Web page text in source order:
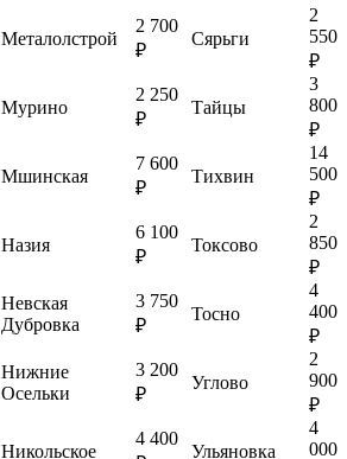
Металолстрой
2 700
₽
Сярьги
2
550
₽
Мурино
2 250
₽
Тайцы
3
800
₽
Мшинская
7 600
₽
Тихвин
14
500
₽
Назия
6 100
₽
Токсово
2
850
₽
Невская
Дубровка
3 750
₽
Тосно
4
400
₽
Нижние
Осельки
3 200
₽
Углово
2
900
₽
Никольское
4 400
Ульяновка
4
000